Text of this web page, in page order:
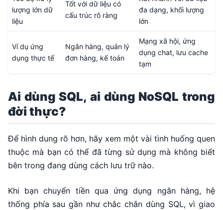
lượng lớn dữ
liệu
Tốt với dữ liệu có
cấu trúc rõ ràng
đa dạng, khối lượng
lớn
Ví dụ ứng
dụng thực tế
Ngân hàng, quản lý
đơn hàng, kế toán
Mạng xã hội, ứng
dụng chat, lưu cache
tạm
Ai dùng SQL, ai dùng NoSQL trong
đời thực?
Để hình dung rõ hơn, hãy xem một vài tình huống quen
thuộc mà bạn có thể đã từng sử dụng mà không biết
bên trong đang dùng cách lưu trữ nào.
Khi bạn chuyển tiền qua ứng dụng ngân hàng, hệ
thống phía sau gần như chắc chắn dùng SQL, vì giao